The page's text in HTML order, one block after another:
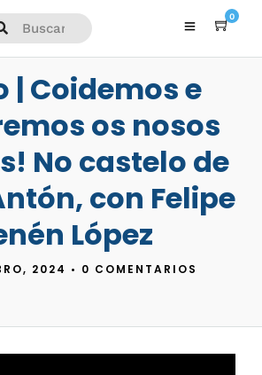
0
| Coidemos e
os nosos
No castelo de
con Felipe
López
2024 • 0 COMENTARIOS